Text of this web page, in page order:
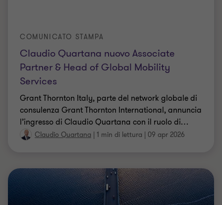
Claudio Quartana nuovo Associate
Partner & Head of Global Mobility
Services
COMUNICATO STAMPA
Grant Thornton Italy, parte del network globale di
consulenza Grant Thornton International, annuncia
l’ingresso di Claudio Quartana con il ruolo di…
Claudio Quartana | 1 min di lettura | 09 apr 2026